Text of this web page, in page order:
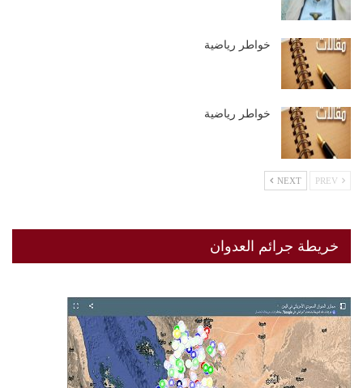
خواطر رياضية
خواطر رياضية
NEXT
خريطة جرائم العدوان